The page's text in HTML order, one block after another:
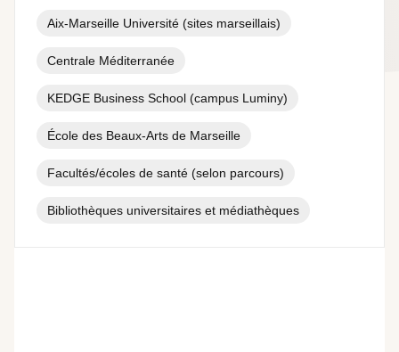
Aix-Marseille Université (sites marseillais)
Centrale Méditerranée
KEDGE Business School (campus Luminy)
École des Beaux-Arts de Marseille
Facultés/écoles de santé (selon parcours)
Bibliothèques universitaires et médiathèques